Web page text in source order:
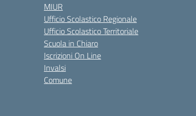
MIUR
Ufficio Scolastico Regionale
Ufficio Scolastico Territoriale
Scuola in Chiaro
Iscrizioni On Line
Invalsi
Comune